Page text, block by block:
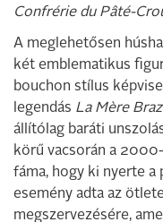
Confrérie du Pâté-
A meglehetősen
két emblematikus
bouchon stílus
legendás La Mère
állítólag baráti
körű vacsorán a
fáma, hogy ki nyerte a
esemény adta az
megszervezésére,